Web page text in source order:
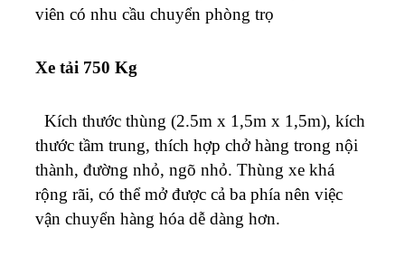
viên có nhu cầu chuyển phòng trọ
Xe tải 750 Kg
Kích thước thùng (2.5m x 1,5m x 1,5m), kích
thước tầm trung, thích hợp chở hàng trong nội
thành, đường nhỏ, ngõ nhỏ. Thùng xe khá
rộng rãi, có thể mở được cả ba phía nên việc
vận chuyển hàng hóa dễ dàng hơn.